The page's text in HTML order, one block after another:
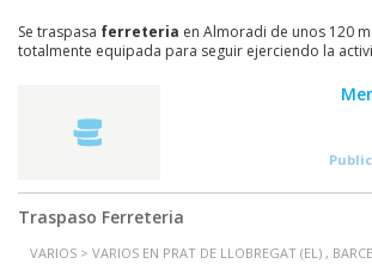
Se traspasa ferreteria en Almoradi de unos 120
totalmente equipada para seguir ejerciendo la
Traspaso Ferreteria
VARIOS > VARIOS EN PRAT DE LLOBREGAT (EL) ,